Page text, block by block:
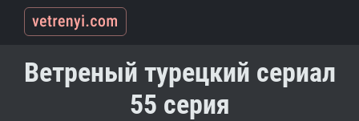
Ветреный турецкий сериал
55 серия